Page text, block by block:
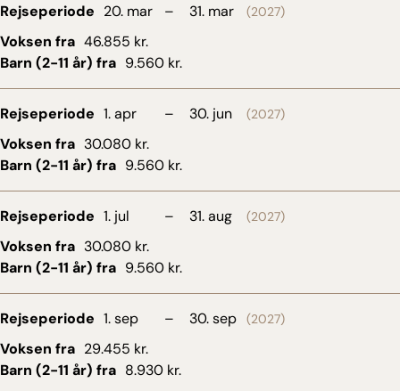
Rejseperiode 20. mar – 31. mar (2027)
Voksen fra 46.855 kr.
Barn (2-11 år) fra 9.560 kr.
Rejseperiode 1. apr – 30. jun (2027)
Voksen fra 30.080 kr.
Barn (2-11 år) fra 9.560 kr.
Rejseperiode 1. jul – 31. aug (2027)
Voksen fra 30.080 kr.
Barn (2-11 år) fra 9.560 kr.
Rejseperiode 1. sep – 30. sep (2027)
Voksen fra 29.455 kr.
Barn (2-11 år) fra 8.930 kr.